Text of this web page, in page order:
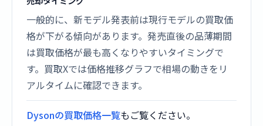
一般的に、新モデル発表前は現行モデルの買取価
格が下がる傾向があります。発売直後の品薄期間
は買取価格が最も高くなりやすいタイミングで
す。買取Xでは価格推移グラフで相場の動きをリ
アルタイムに確認できます。
Dysonの買取価格一覧もご覧ください。